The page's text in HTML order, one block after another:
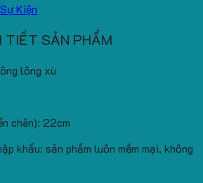
Kiện
TIẾT SẢN PHẨM
lông xù
chân): 22cm
khẩu: sản phẩm luôn mềm mại, không